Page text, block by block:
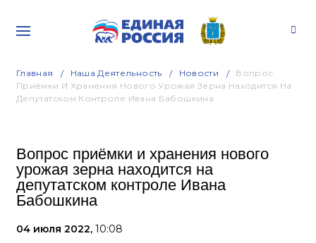
Главная Наша Деятельность Новости
Вопрос
Приёмки И Хранения Нового Урожая Зерна Находится На
Депутатском Контроле Ивана Бабошкина
Вопрос приёмки и хранения нового
урожая зерна находится на
депутатском контроле Ивана
Бабошкина
04 июля 2022, 10:08